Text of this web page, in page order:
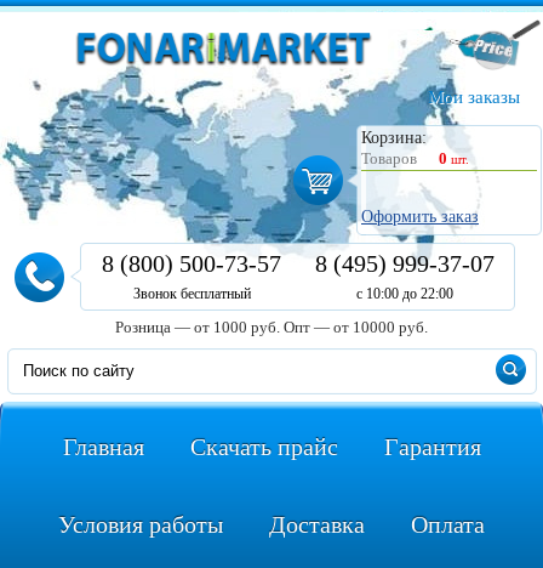
Мои заказы
Корзина:
Товаров
0 шт.
Оформить заказ
8 (800) 500-73-57
Звонок бесплатный
8 (495) 999-37-07
с 10:00 до 22:00
Розница — от 1000 руб. Опт — от 10000 руб.
Главная Скачать прайс Гарантия
Условия работы Доставка Оплата